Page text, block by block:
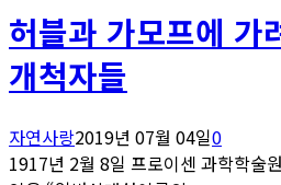
허블과 가모프에 가
개척자들
자연사랑2019년 07월 04일0
1917년 2월 8일 프로이센 과학학술